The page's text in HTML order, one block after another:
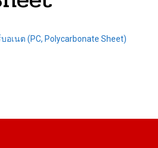
อเนต (PC, Polycarbonate Sheet)